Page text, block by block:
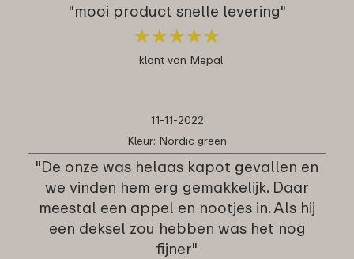
"mooi product snelle levering"
★★★★★
★★★★★
klant van Mepal
11-11-2022
Kleur: Nordic green
"De onze was helaas kapot gevallen en
we vinden hem erg gemakkelijk. Daar
meestal een appel en nootjes in. Als hij
een deksel zou hebben was het nog
fijner"